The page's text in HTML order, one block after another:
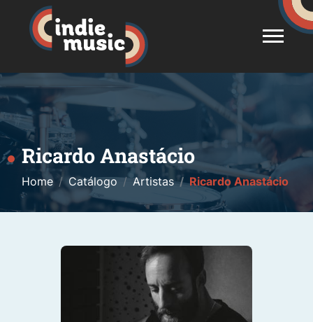
Ricardo Anastácio
Home Catálogo Artistas Ricardo Anastácio